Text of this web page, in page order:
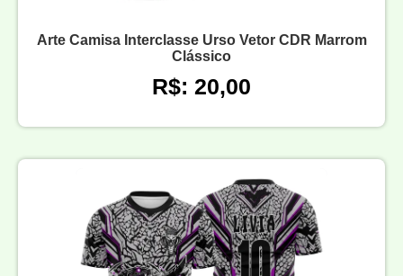
Arte Camisa Interclasse Urso Vetor CDR Marrom
Clássico
R$: 20,00